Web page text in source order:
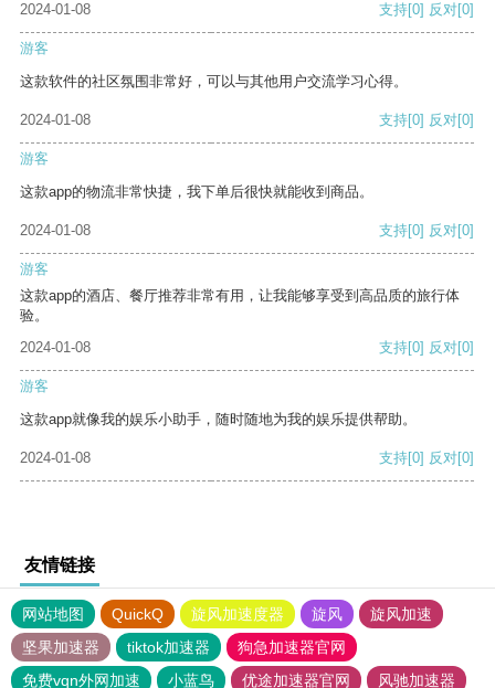
2024-01-08 支持[0] 反对[0]
游客
这款软件的社区氛围非常好，可以与其他用户交流学习心得。
2024-01-08 支持[0] 反对[0]
游客
这款app的物流非常快捷，我下单后很快就能收到商品。
2024-01-08 支持[0] 反对[0]
游客
这款app的酒店、餐厅推荐非常有用，让我能够享受到高品质的旅行体
验。
2024-01-08
支持[0] 反对[0]
游客
这款app就像我的娱乐小助手，随时随地为我的娱乐提供帮助。
2024-01-08 支持[0] 反对[0]
友情链接
网站地图 QuickQ 旋风加速度器 旋风
旋风加速
坚果加速器
tiktok加速器
狗急加速器官网
免费vqn外网加速
小蓝鸟 优途加速器官网
风驰加速器